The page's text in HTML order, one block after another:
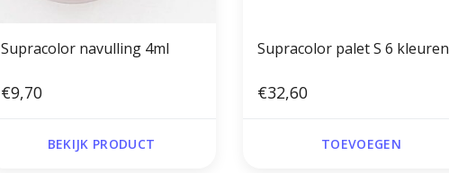
Supracolor navulling 4ml
€9,70
BEKIJK PRODUCT
Supracolor palet S 6 kleuren
€32,60
TOEVOEGEN